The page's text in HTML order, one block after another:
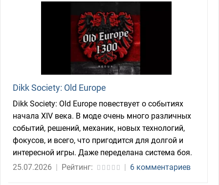
Dikk Society: Old Europe
Dikk Society: Old Europe повествует о событиях
начала XIV века. В моде очень много различных
событий, решений, механик, новых технологий,
фокусов, и всего, что пригодится для долгой и
интересной игры. Даже переделана система боя.
25.07.2026 | Рейтинг: | 6 комментариев